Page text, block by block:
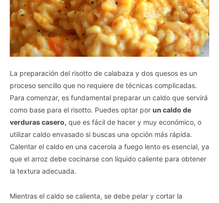
La preparación del risotto de calabaza y dos quesos es un
proceso sencillo que no requiere de técnicas complicadas.
Para comenzar, es fundamental preparar un caldo que servirá
como base para el risotto. Puedes optar por un caldo de
verduras casero, que es fácil de hacer y muy económico, o
utilizar caldo envasado si buscas una opción más rápida.
Calentar el caldo en una cacerola a fuego lento es esencial, ya
que el arroz debe cocinarse con líquido caliente para obtener
la textura adecuada.
Mientras el caldo se calienta, se debe pelar y cortar la